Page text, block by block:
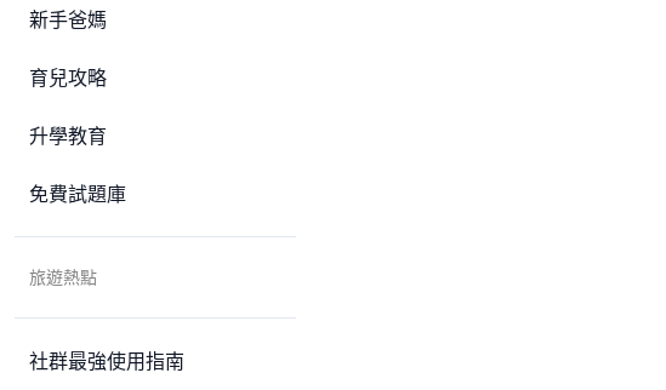
新手爸媽
育兒攻略
升學教育
免費試題庫
旅遊熱點
社群最強使用指南